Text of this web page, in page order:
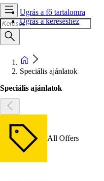
Ugrás a fő tartalomra
Ugrás a kereséshez
Speciális ajánlatok
Speciális ajánlatok
All Offers